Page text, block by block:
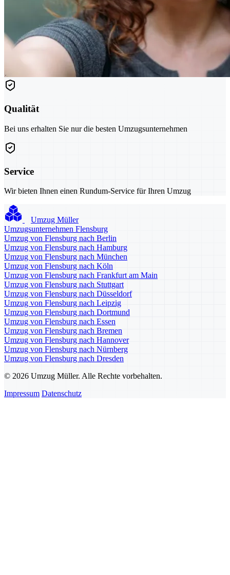
Qualität
Bei uns erhalten Sie nur die besten Umzugsunternehmen
Service
Wir bieten Ihnen einen Rundum-Service für Ihren Umzug
Umzug Müller
Umzugsunternehmen Flensburg
Umzug von Flensburg nach Berlin
Umzug von Flensburg nach Hamburg
Umzug von Flensburg nach München
Umzug von Flensburg nach Köln
Umzug von Flensburg nach Frankfurt am Main
Umzug von Flensburg nach Stuttgart
Umzug von Flensburg nach Düsseldorf
Umzug von Flensburg nach Leipzig
Umzug von Flensburg nach Dortmund
Umzug von Flensburg nach Essen
Umzug von Flensburg nach Bremen
Umzug von Flensburg nach Hannover
Umzug von Flensburg nach Nürnberg
Umzug von Flensburg nach Dresden
© 2026 Umzug Müller. Alle Rechte vorbehalten.
Impressum Datenschutz